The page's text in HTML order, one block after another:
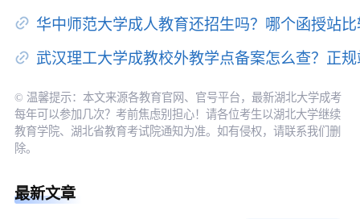
华中师范大学成人教育还招生吗？哪个函授站
武汉理工大学成教校外教学点备案怎么查？正
© 温馨提示：本文来源各教育官网、官号平台，最新湖北大学成考
每年可以参加几次？考前焦虑别担心！请各位考生以湖北大学继续
教育学院、湖北省教育考试院通知为准。如有侵权，请联系我们删
除。
最新文章